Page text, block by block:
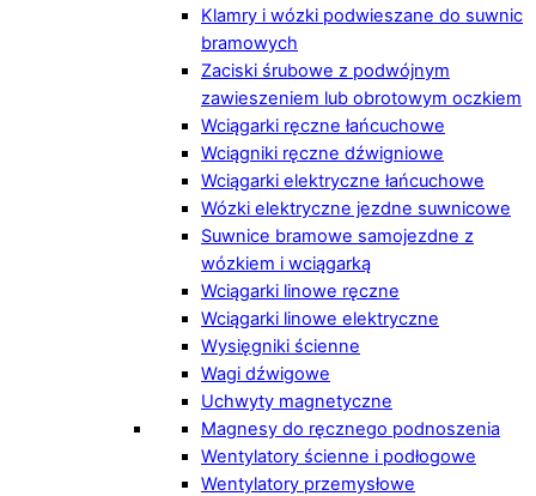
Klamry i wózki podwieszane do suwnic
bramowych
Zaciski śrubowe z podwójnym
zawieszeniem lub obrotowym oczkiem
Wciągarki ręczne łańcuchowe
Wciągniki ręczne dźwigniowe
Wciągarki elektryczne łańcuchowe
Wózki elektryczne jezdne suwnicowe
Suwnice bramowe samojezdne z
wózkiem i wciągarką
Wciągarki linowe ręczne
Wciągarki linowe elektryczne
Wysięgniki ścienne
Wagi dźwigowe
Uchwyty magnetyczne
Magnesy do ręcznego podnoszenia
Wentylatory ścienne i podłogowe
Wentylatory przemysłowe